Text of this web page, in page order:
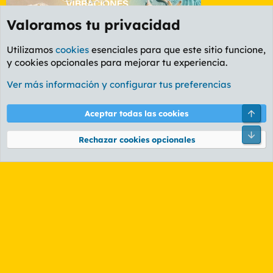
Foro General
Cookies
PL OLDSTYLE AMARILLO
Términos y reglas Política de privacidad Ayuda
Community platform by XenForo® © 2010-2026 XenForo Ltd.
Valoramos tu privacidad
Utilizamos cookies esenciales para que este sitio funcione,
y cookies opcionales para mejorar tu experiencia.
Ver más información y configurar tus preferencias
Aceptar todas las cookies
Rechazar cookies opcionales
Pie